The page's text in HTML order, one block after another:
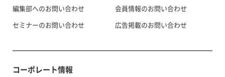
編集部へのお問い合わせ
セミナーのお問い合わせ
会員情報のお問い合わせ
広告掲載のお問い合わせ
コーポレート情報